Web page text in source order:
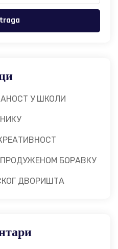
У ШКОЛИ
БОРАВКУ
ДВОРИШТА